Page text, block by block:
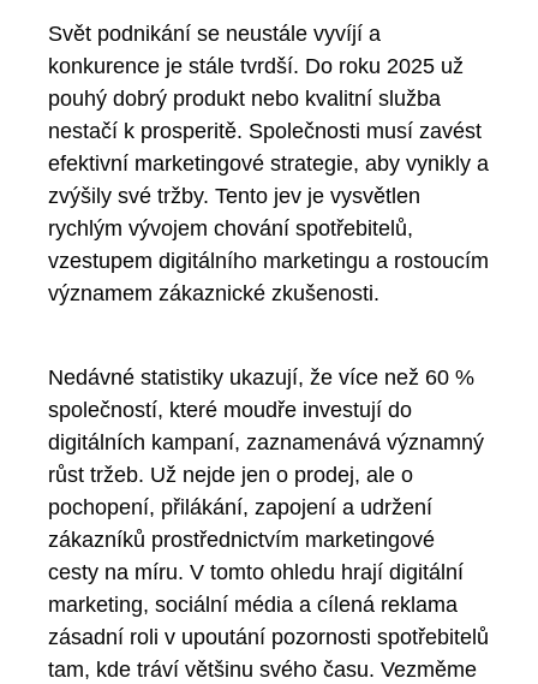
Svět podnikání se neustále vyvíjí a
konkurence je stále tvrdší. Do roku 2025 už
pouhý dobrý produkt nebo kvalitní služba
nestačí k prosperitě. Společnosti musí zavést
efektivní marketingové strategie, aby vynikly a
zvýšily své tržby. Tento jev je vysvětlen
rychlým vývojem chování spotřebitelů,
vzestupem digitálního marketingu a rostoucím
významem zákaznické zkušenosti.
Nedávné statistiky ukazují, že více než 60 %
společností, které moudře investují do
digitálních kampaní, zaznamenává významný
růst tržeb. Už nejde jen o prodej, ale o
pochopení, přilákání, zapojení a udržení
zákazníků prostřednictvím marketingové
cesty na míru. V tomto ohledu hrají digitální
marketing, sociální média a cílená reklama
zásadní roli v upoutání pozornosti spotřebitelů
tam, kde tráví většinu svého času. Vezměme